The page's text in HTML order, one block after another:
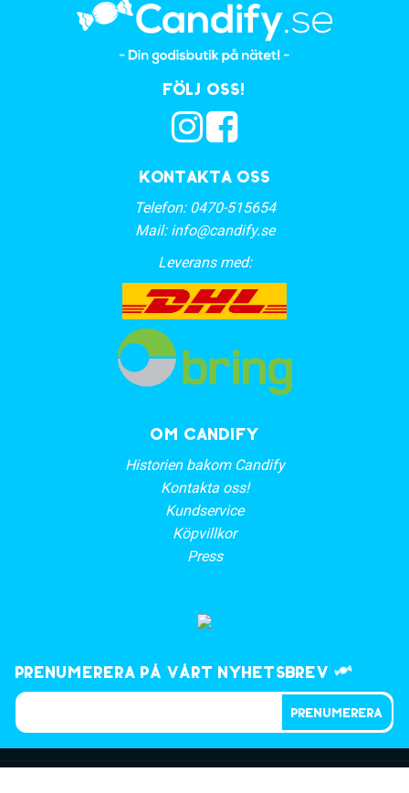
Kontakta oss
Telefon: 0470-515654
Mail: info@candify.se
Leverans med:
Följ oss!
OM CANDIFY
Historien bakom Candify
Kontakta oss!
Kundservice
Köpvillkor
Press
Prenumerera på vårt nyhetsbrev
PRENUMERERA